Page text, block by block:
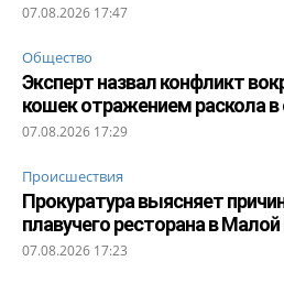
07.08.2026 17:47
Общество
Эксперт назвал конфликт
кошек отражением раскола
07.08.2026 17:29
Происшествия
Прокуратура выясняет
плавучего ресторана в
07.08.2026 17:23